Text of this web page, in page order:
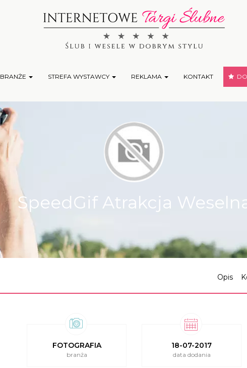
BRANŻE STREFA WYSTAWCY REKLAMA KONTAKT
SpeedGif Atrakcja
Opis
FOTOGRAFIA
branża
18-07-2017
data dodania